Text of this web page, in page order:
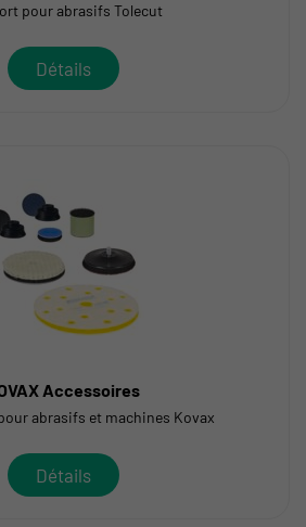
pour abrasifs Tolecut
Détails
Accessoires
abrasifs et machines Kovax
Détails